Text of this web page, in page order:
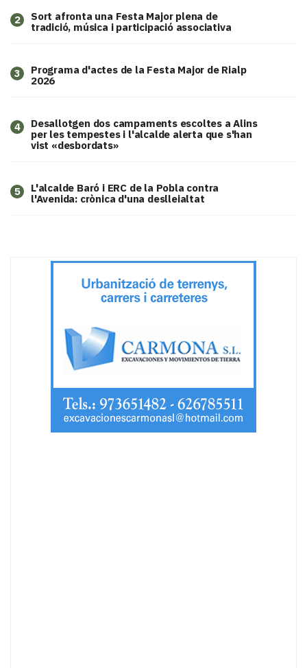
2
Sort afronta una Festa Major plena de
tradició, música i participació associativa
3
Programa d'actes de la Festa Major de Rialp
2026
4
​Desallotgen dos campaments escoltes a Alins
per les tempestes i l'alcalde alerta que s'han
vist «desbordats»
5
L'alcalde Baró i ERC de la Pobla contra
l'Avenida: crònica d'una deslleialtat